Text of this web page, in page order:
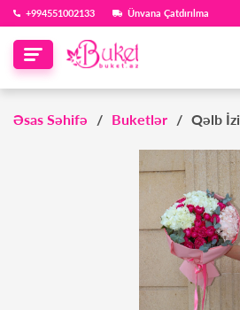
‪+994551002133‬ Ünvana Çatdırılma
Əsas Səhifə Buketlər Qəlb İzi